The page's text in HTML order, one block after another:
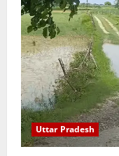
Uttar Pradesh